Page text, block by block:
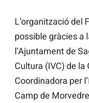
L’organització del
possible gràcies a
l’Ajuntament de
Cultura (IVC) de la
Coordinadora per
Camp de